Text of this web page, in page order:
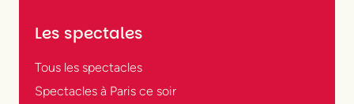
Les spectales
Tous les spectacles
Spectacles à Paris ce soir